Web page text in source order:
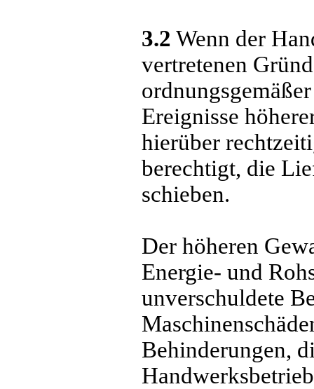
3.2 Wenn der
vertretenen
Ereignisse
hierüber
berechtigt, die
schieben.
Der höheren
Energie- und
unverschuldete
Behinderungen,